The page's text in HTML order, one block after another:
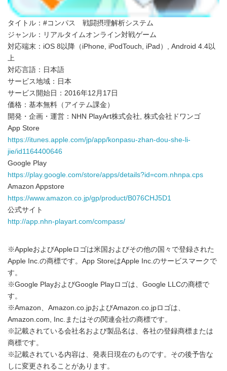
タイトル：#コンパス 戦闘摂理解析システム
ジャンル：リアルタイムオンライン対戦ゲーム
対応端末：iOS 8以降（iPhone, iPodTouch, iPad）, Android 4.4以
上
対応言語：日本語
サービス地域：日本
サービス開始日：2016年12月17日
価格：基本無料（アイテム課金）
開発・企画・運営：NHN PlayArt株式会社, 株式会社ドワンゴ
App Store
https://itunes.apple.com/jp/app/konpasu-zhan-dou-she-li-
jie/id1164400646
Google Play
https://play.google.com/store/apps/details?id=com.nhnpa.cps
Amazon Appstore
https://www.amazon.co.jp/gp/product/B076CHJ5D1
公式サイト
http://app.nhn-playart.com/compass/
※AppleおよびAppleロゴは米国およびその他の国々で登録された
Apple Inc.の商標です。App StoreはApple Inc.のサービスマークで
す。
※Google PlayおよびGoogle Playロゴは、Google LLCの商標で
す。
※Amazon、Amazon.co.jpおよびAmazon.co.jpロゴは、
Amazon.com, Inc.またはその関連会社の商標です。
※記載されている会社名および製品名は、各社の登録商標または
商標です。
※記載されている内容は、発表日現在のものです。その後予告な
しに変更されることがあります。